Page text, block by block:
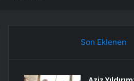
Son Eklenen